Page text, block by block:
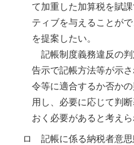
て加重した加算税を賦
ティブを与えることが
を提案したい。
記帳制度義務違反の
告示で記帳方法等が示
令等に適合するか否か
用し、必要に応じて判
おく必要があると考えら
ロ 記帳に係る納税者意